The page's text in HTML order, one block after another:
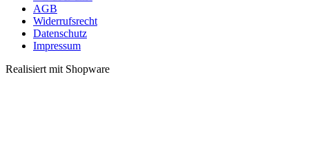
AGB
Widerrufsrecht
Datenschutz
Impressum
Realisiert mit Shopware